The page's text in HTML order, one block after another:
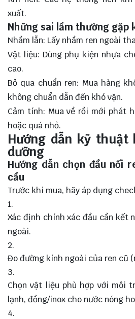
xuất.
Những sai lầm thường gặp
Nhầm lẫn: Lấy nhầm ren ngoài
Vật liệu: Dùng phụ kiện nhựa
cao.
Bỏ qua chuẩn ren: Mua hàng
không chuẩn dẫn đến khó vặn.
Cảm tính: Mua về rồi mới phát
hoặc quá nhỏ.
Hướng dẫn kỹ thuật
dưỡng
Hướng dẫn chọn đầu nối
cầu
Trước khi mua, hãy áp dụng
Xác định chính xác đầu cần kết
ngoài.
Đo đường kính ngoài của ren cũ
Chọn vật liệu phù hợp với môi
lạnh, đồng/inox cho nước nóng